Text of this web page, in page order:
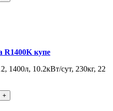
купе
1400л, 10.2кВт/сут, 230кг, 22